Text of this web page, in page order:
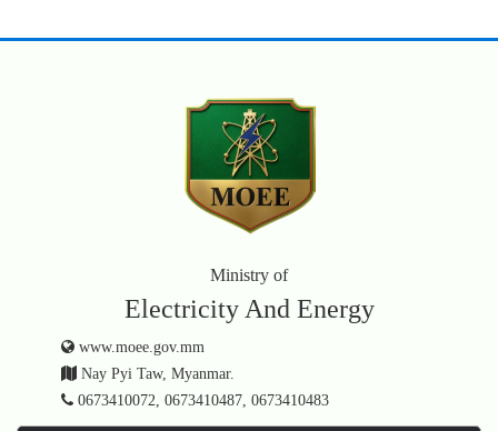
Ministry of
Electricity And Energy
www.moee.gov.mm
Nay Pyi Taw, Myanmar.
0673410072, 0673410487, 0673410483